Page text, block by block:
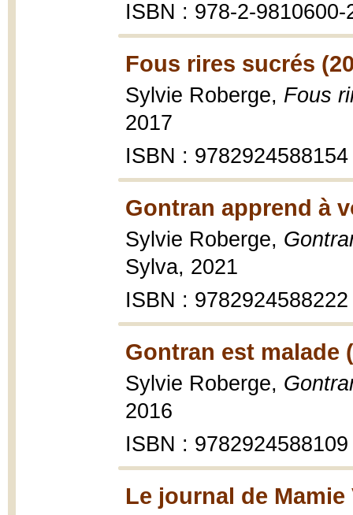
ISBN : 978-2-9810600-
Fous rires sucrés
Sylvie Roberge, Fous
2017
ISBN : 9782924588154
Gontran apprend à
Sylvie Roberge,
Sylva, 2021
ISBN : 9782924588222
Gontran est malade
Sylvie Roberge,
2016
ISBN : 9782924588109
Le journal de Mamie